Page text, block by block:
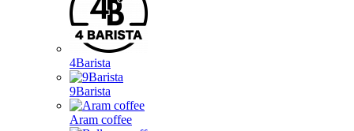
4Barista
9Barista
Aram coffee